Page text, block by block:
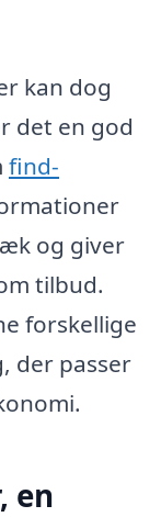
kan dog
det en god
find-
og giver
tilbud.
forskellige
der passer
en